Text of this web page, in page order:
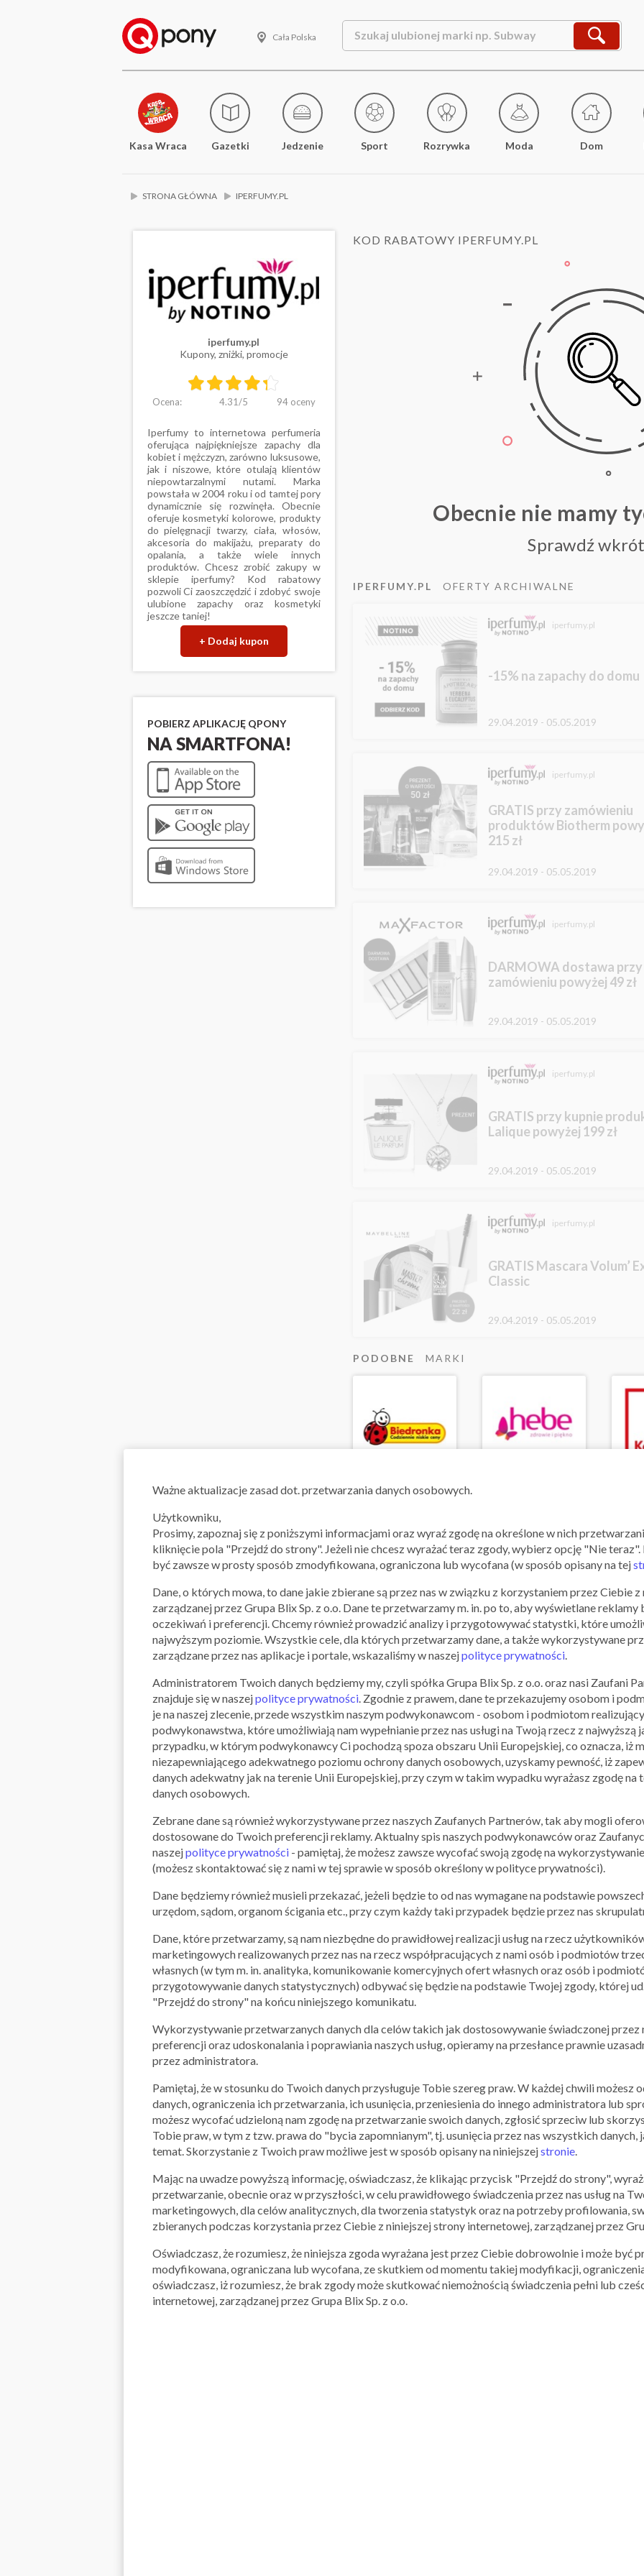
Cała Polska
Kasa Wraca Gazetki Jedzenie Sport Rozrywka Moda Dom
STRONA GŁÓWNA IPERFUMY.PL
KOD RABATOWY IPERFUMY.PL
Obecnie nie mamy
Sprawdź
IPERFUMY.PL OFERTY ARCHIWALNE
iperfumy.pl
-15% na zapachy do domu
29.04.2019 - 05.05.2019
iperfumy.pl
GRATIS przy zamówieniu
produktów Biotherm
215 zł
29.04.2019 - 05.05.2019
iperfumy.pl
DARMOWA dostawa przy
zamówieniu powyżej 49 zł
29.04.2019 - 05.05.2019
iperfumy.pl
GRATIS przy kupnie
Lalique powyżej 199 zł
29.04.2019 - 05.05.2019
iperfumy.pl
GRATIS Mascara Volum’
Classic
29.04.2019 - 05.05.2019
iperfumy.pl
Kupony, zniżki, promocje
Ocena: 4.31/5 94oceny
Iperfumy to internetowa perfumeria
oferująca najpiękniejsze zapachy dla
kobiet i mężczyzn, zarówno luksusowe,
jak i niszowe, które otulają klientów
niepowtarzalnymi nutami. Marka
powstała w 2004 roku i od tamtej pory
dynamicznie się rozwinęła. Obecnie
oferuje kosmetyki kolorowe, produkty
do pielęgnacji twarzy, ciała, włosów,
akcesoria do makijażu, preparaty do
opalania, a także wiele innych
produktów. Chcesz zrobić zakupy w
sklepie iperfumy? Kod rabatowy
pozwoli Ci zaoszczędzić i zdobyć swoje
ulubione zapachy oraz kosmetyki
jeszcze taniej!
+ Dodaj kupon
POBIERZ APLIKACJĘ QPONY
NA SMARTFONA!
PODOBNE MARKI
Iperfumy – kod rabatowy na zapachy i
Cenisz luksusowe perfumy i lubisz, kiedy oryginalne składniki
kolekcji zarówno najbardziej znane, klasyczne flakoniki, jak i
premiery żadnego zapachu, zajrzyj do sklepu internetowego
na Ciebie! Sprawdź asortyment dostępny na stronie i już teraz
Iperfumy – rabat na luksusowe produkty
Iperfumy jest dynamicznie rozwijającą się perfumerią
już wtedy klienci mogli zakupić oryginalne zapachy i
Iperfumy przez pierwsze lata prężnie rozwijały się, żeby w
rozpocząć ekspansję na międzynarodowe rynki. Obecnie
jest znana jako największa sieć perfumerii internetowych w
Czechach, na Słowacji i Węgrzech, a setki tysięcy
obejmującej nie tylko klasyczne, oryginalne oraz orientalne
pielęgnacji, środki przeznaczone do opalania, akcesoria,
produktów. Nie wiesz, na co wykorzystać kody rabatowe?
Promocje oraz kupony rabatowe –
Jak podzielona jest oferta sklepu iperfumy? Kupon rabatowy –
głowie pojawiają się podobne pytania, odwiedź stronę i sprawdź
Perfumy
Twarz
Ciało
Makijaż
Włosy
Zęby
Mężczyźni
Dzieci
Pamiętaj, że w perfumerii regularnie odbywają się również
zakładce Promocje. A może masz ulubionego producenta
znakomity nastrój? Zajrzyj do zakładki Marki – to tutaj odkryjesz
Armani
Adidas
Bioderma
Chanel
Chloé
Dior
Estée Lauder
Guerlain
Kenzo
Lierac
Ważne aktualizacje zasad dot. przetwarzania danych osobowych.
Użytkowniku,
Prosimy, zapoznaj się z poniższymi informacjami oraz wyraź zgodę na określone w nich
kliknięcie pola "Przejdź do strony". Jeżeli nie chcesz wyrażać teraz zgody, wybierz opcję "Nie teraz".
być zawsze w prosty sposób zmodyfikowana, ograniczona lub wycofana (w sposób opisany na tej
Dane, o których mowa, to dane jakie zbierane są przez nas w związku z korzystaniem przez Ciebie
zarządzanej przez Grupa Blix Sp. z o.o. Dane te przetwarzamy m. in. po to, aby wyświetlane
oczekiwań i preferencji. Chcemy również prowadzić analizy i przygotowywać statystki, które
najwyższym poziomie. Wszystkie cele, dla których przetwarzamy dane, a także wykorzystywane
zarządzane przez nas aplikacje i portale, wskazaliśmy w naszejpolityce prywatności.
Administratorem Twoich danych będziemy my, czyli spółka Grupa Blix Sp. z o.o. oraz nasi Zaufani
znajduje się w naszejpolityce prywatności. Zgodnie z prawem, dane te przekazujemy osobom i
je na naszej zlecenie, przede wszystkim naszym podwykonawcom - osobom i podmiotom
podwykonawstwa, które umożliwiają nam wypełnianie przez nas usługi na Twoją rzecz z
przypadku, w którym podwykonawcy Ci pochodzą spoza obszaru Unii Europejskiej, co oznacza, iż
niezapewniającego adekwatnego poziomu ochrony danych osobowych, uzyskamy pewność, iż
danych adekwatny jak na terenie Unii Europejskiej, przy czym w takim wypadku wyrażasz zgodę
danych osobowych.
Zebrane dane są również wykorzystywane przez naszych Zaufanych Partnerów, tak aby mogli
dostosowane do Twoich preferencji reklamy. Aktualny spis naszych podwykonawców oraz
naszejpolityce prywatności - pamiętaj, że możesz zawsze wycofać swoją zgodę na
(możesz skontaktować się z nami w tej sprawie w sposób określony w polityce prywatności).
Dane będziemy również musieli przekazać, jeżeli będzie to od nas wymagane na podstawie
urzędom, sądom, organom ścigania etc., przy czym każdy taki przypadek będzie przez nas
Dane, które przetwarzamy, są nam niezbędne do prawidłowej realizacji usług na rzecz
marketingowych realizowanych przez nas na rzecz współpracujących z nami osób i podmiotów
własnych (w tym m. in. analityka, komunikowanie komercyjnych ofert własnych oraz osób i
przygotowywanie danych statystycznych) odbywać się będzie na podstawie Twojej zgody, której
"Przejdź do strony" na końcu niniejszego komunikatu.
Wykorzystywanie przetwarzanych danych dla celów takich jak dostosowywanie świadczonej przez
preferencji oraz udoskonalania i poprawiania naszych usług, opieramy na przesłance prawnie
przez administratora.
Pamiętaj, że w stosunku do Twoich danych przysługuje Tobie szereg praw. W każdej chwili możesz
danych, ograniczenia ich przetwarzania, ich usunięcia, przeniesienia do innego administratora lub
możesz wycofać udzieloną nam zgodę na przetwarzanie swoich danych, zgłosić sprzeciw lub
Tobie praw, w tym z tzw. prawa do "bycia zapomnianym", tj. usunięcia przez nas wszystkich
temat. Skorzystanie z Twoich praw możliwe jest w sposób opisany na niniejszejstronie.
Mając na uwadze powyższą informację, oświadczasz, że klikając przycisk "Przejdź do strony",
przetwarzanie, obecnie oraz w przyszłości, w celu prawidłowego świadczenia przez nas usług na
marketingowych, dla celów analitycznych, dla tworzenia statystyk oraz na potrzeby profilowania,
zbieranych podczas korzystania przez Ciebie z niniejszej strony internetowej, zarządzanej przez
Oświadczasz, że rozumiesz, że niniejsza zgoda wyrażana jest przez Ciebie dobrowolnie i może być
modyfikowana, ograniczana lub wycofana, ze skutkiem od momentu takiej modyfikacji,
oświadczasz, iż rozumiesz, że brak zgody może skutkować niemożnością świadczenia pełni lub
internetowej, zarządzanej przez Grupa Blix Sp. z o.o.